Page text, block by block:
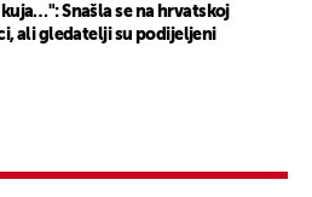
Snašla se na hrvatskoj
ali gledatelji su podijeljeni